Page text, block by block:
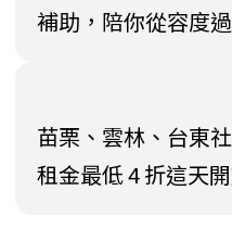
補助，陪你從容度
苗栗、雲林、台東
租金最低 4 折這天